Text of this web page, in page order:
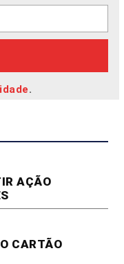
.
AÇÃO
CARTÃO